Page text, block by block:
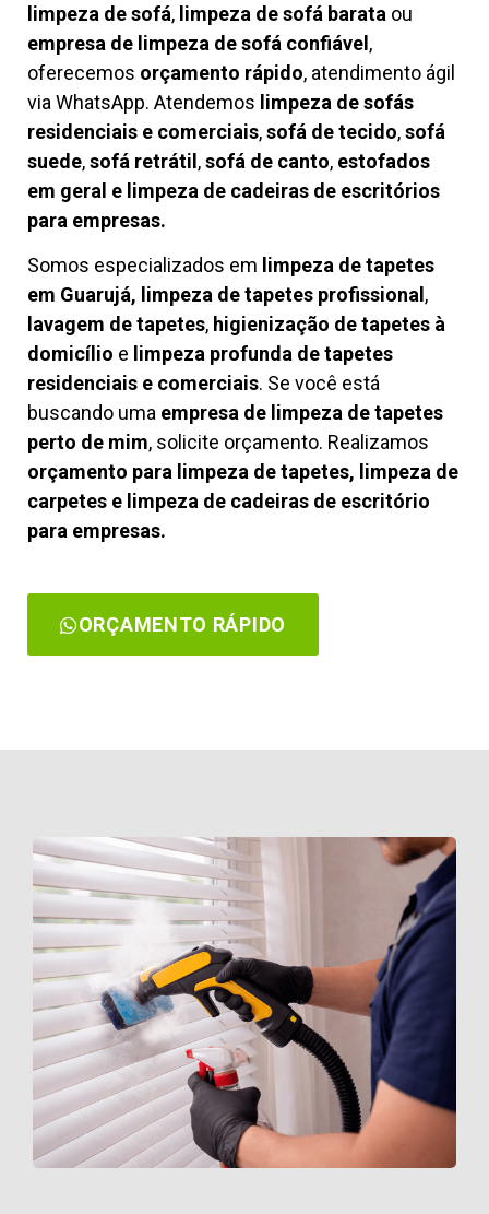
limpeza de sofá, limpeza de sofá barata ou
empresa de limpeza de sofá confiável,
oferecemos orçamento rápido, atendimento ágil
via WhatsApp. Atendemos limpeza desofás
residenciais e comerciais,sofá de tecido,sofá
suede,sofá retrátil,sofá de canto, estofados
em geral e limpeza de cadeiras de escritórios
para empresas.
Somos especializados em limpeza de tapetes
em Guarujá, limpeza de tapetes profissional ,
lavagem de tapetes, higienização de tapetes à
domicílio e limpeza profunda de tapetes
residenciais e comerciais. Se você está
buscando uma empresa de limpeza de tapetes
perto de mim, solicite orçamento. Realizamos
orçamento para limpeza de tapetes, limpeza de
carpetes e limpeza de cadeiras de escritório
para empresas.
ORÇAMENTO RÁPIDO